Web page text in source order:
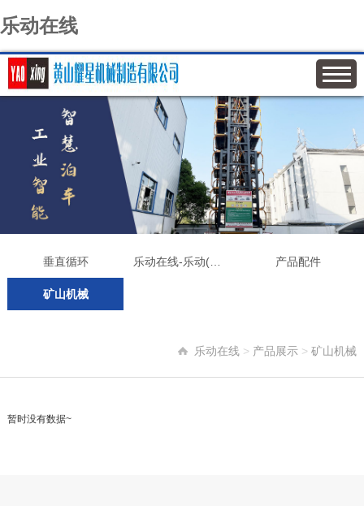
乐动在线
垂直循环 产品配件
矿山机械
乐动在线 > 产品展示 >矿山机械
暂时没有数据~